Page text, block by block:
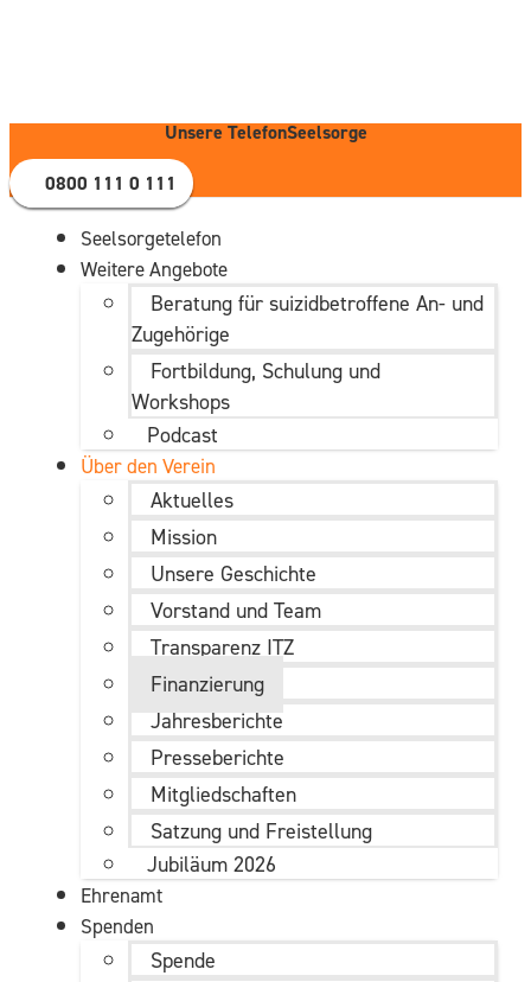
Unsere TelefonSeelsorge
0800 111 0 111
Seelsorgetelefon
Weitere Angebote
Beratung für suizidbetroffene An- und
Zugehörige
Fortbildung, Schulung und
Workshops
Podcast
Über den Verein
Aktuelles
Mission
Unsere Geschichte
Vorstand und Team
Transparenz ITZ
Finanzierung
Jahresberichte
Presseberichte
Mitgliedschaften
Satzung und Freistellung
Jubiläum 2026
Ehrenamt
Spenden
Spende